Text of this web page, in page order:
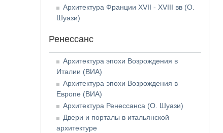
Архитектура Франции XVII - XVIII вв (О.
Шуази)
Ренессанс
Архитектура эпохи Возрождения в
Италии (ВИА)
Архитектура эпохи Возрождения в
Европе (ВИА)
Архитектура Ренессанса (О. Шуази)
Двери и порталы в итальянской
архитектуре